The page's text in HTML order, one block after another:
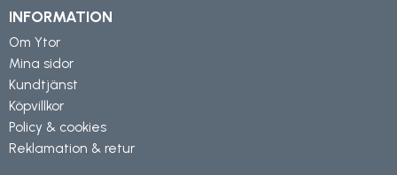
INFORMATION
Om Ytor
Mina sidor
Kundtjänst
Köpvillkor
Policy & cookies
Reklamation & retur